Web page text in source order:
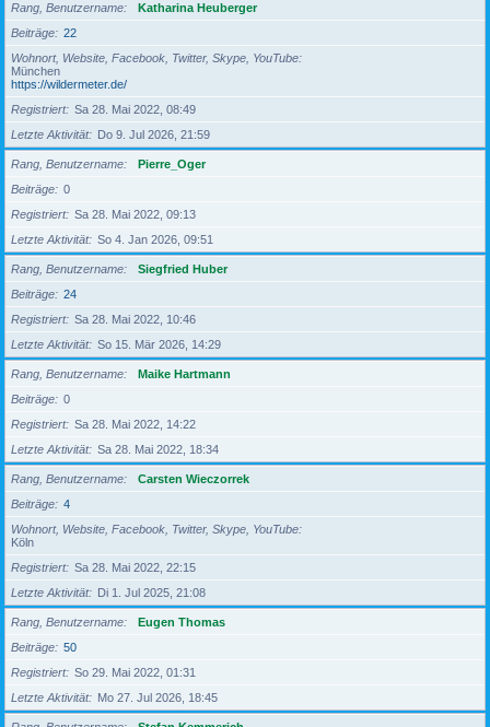
Rang, Benutzername
Katharina Heuberger
Beiträge
22
Wohnort, Website, Facebook, Twitter, Skype, YouTube
München
https://wildermeter.de/
Registriert
Sa 28. Mai 2022, 08:49
Letzte Aktivität
Do 9. Jul 2026, 21:59
Rang, Benutzername
Pierre_Oger
Beiträge
0
Registriert
Sa 28. Mai 2022, 09:13
Letzte Aktivität
So 4. Jan 2026, 09:51
Rang, Benutzername
Siegfried Huber
Beiträge
24
Registriert
Sa 28. Mai 2022, 10:46
Letzte Aktivität
So 15. Mär 2026, 14:29
Rang, Benutzername
Maike Hartmann
Beiträge
0
Registriert
Sa 28. Mai 2022, 14:22
Letzte Aktivität
Sa 28. Mai 2022, 18:34
Rang, Benutzername
Carsten Wieczorrek
Beiträge
4
Wohnort, Website, Facebook, Twitter, Skype, YouTube
Köln
Registriert
Sa 28. Mai 2022, 22:15
Letzte Aktivität
Di 1. Jul 2025, 21:08
Rang, Benutzername
Eugen Thomas
Beiträge
50
Registriert
So 29. Mai 2022, 01:31
Letzte Aktivität
Mo 27. Jul 2026, 18:45